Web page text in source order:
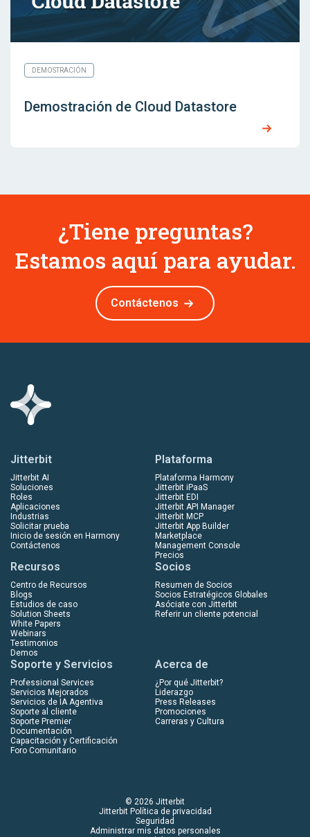
DEMOSTRACIÓN
Demostración de Cloud Datastore
¿Tiene preguntas?
Estamos aquí para ayudar.
Contáctenos
Jitterbit
Jitterbit AI
Soluciones
Roles
Aplicaciones
Industrias
Solicitar prueba
Inicio de sesión en Harmony
Contáctenos
Plataforma
Plataforma Harmony
Jitterbit iPaaS
Jitterbit EDI
Jitterbit API Manager
Jitterbit MCP
Jitterbit App Builder
Marketplace
Management Console
Precios
Recursos
Centro de Recursos
Blogs
Estudios de caso
Solution Sheets
White Papers
Webinars
Testimonios
Demos
Socios
Resumen de Socios
Socios Estratégicos Globales
Asóciate con Jitterbit
Referir un cliente potencial
Soporte y Servicios
Professional Services
Servicios Mejorados
Servicios de IA Agentiva
Soporte al cliente
Soporte Premier
Documentación
Capacitación y Certificación
Foro Comunitario
Acerca de
¿Por qué Jitterbit?
Liderazgo
Press Releases
Promociones
Carreras y Cultura
© 2026 Jitterbit
Jitterbit Política de privacidad
Seguridad
Administrar mis datos personales